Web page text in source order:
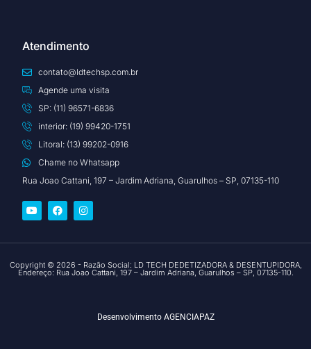
Atendimento
contato@ldtechsp.com.br
Agende uma visita
SP: (11) 96571-6836
interior: (19) 99420-1751
Litoral: (13) 99202-0916
Chame no Whatsapp
Rua Joao Cattani, 197 – Jardim Adriana, Guarulhos – SP, 07135-110
Copyright © 2026 - Razão Social: LD TECH DEDETIZADORA & DESENTUPIDORA,
Endereço: Rua Joao Cattani, 197 – Jardim Adriana, Guarulhos – SP, 07135-110.
Desenvolvimento AGENCIAPAZ